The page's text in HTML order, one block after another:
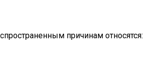
причинам относятся: